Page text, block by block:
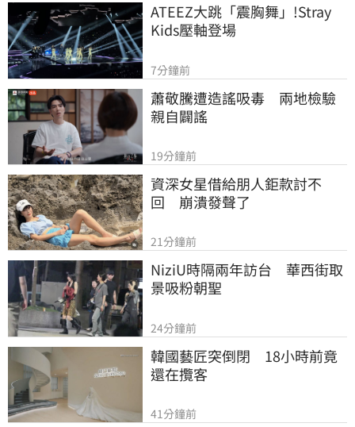
ATEEZ大跳「震胸舞」!Stray
Kids壓軸登場
7分鐘前
蕭敬騰遭造謠吸毒　兩地檢驗
親自闢謠
19分鐘前
資深女星借給朋人鉅款討不
回　崩潰發聲了
21分鐘前
NiziU時隔兩年訪台　華西街取
景吸粉朝聖
24分鐘前
韓國藝匠突倒閉　18小時前竟
還在攬客
41分鐘前